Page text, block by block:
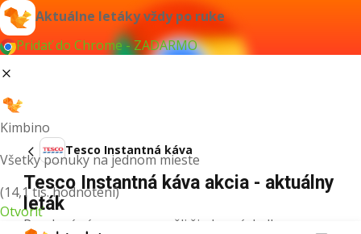
Aktuálne letáky vždy po ruke
Pridať do Chrome - ZADARMO
Kimbino
Všetky ponuky na jednom mieste
(14,1 tis. hodnotení)
Otvoriť
Tesco Instantná káva
Tesco Instantná káva akcia - aktuálny
leták
Pre daný výraz sme nenašli žiadne výsledky.